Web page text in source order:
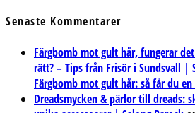
Senaste Kommentarer
Färgbomb mot gult hår, fungerar
rätt? – Tips från Frisör i Sundsvall |
Färgbomb mot gult hår: så får du
Dreadsmycken & pärlor till dreads: